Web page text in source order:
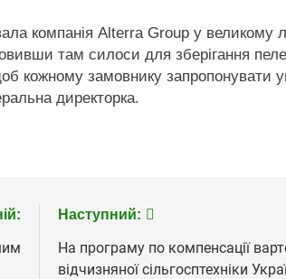
компанія Alterra Group у великому
там силоси для зберігання
кожному замовнику запропонувати
директорка.
Наступний:
На програму по компенсації
відчизняної сільгосптехніки